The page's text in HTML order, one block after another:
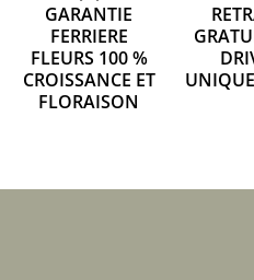
GARANTIE
FERRIERE
FLEURS 100 %
CROISSANCE ET
FLORAISON